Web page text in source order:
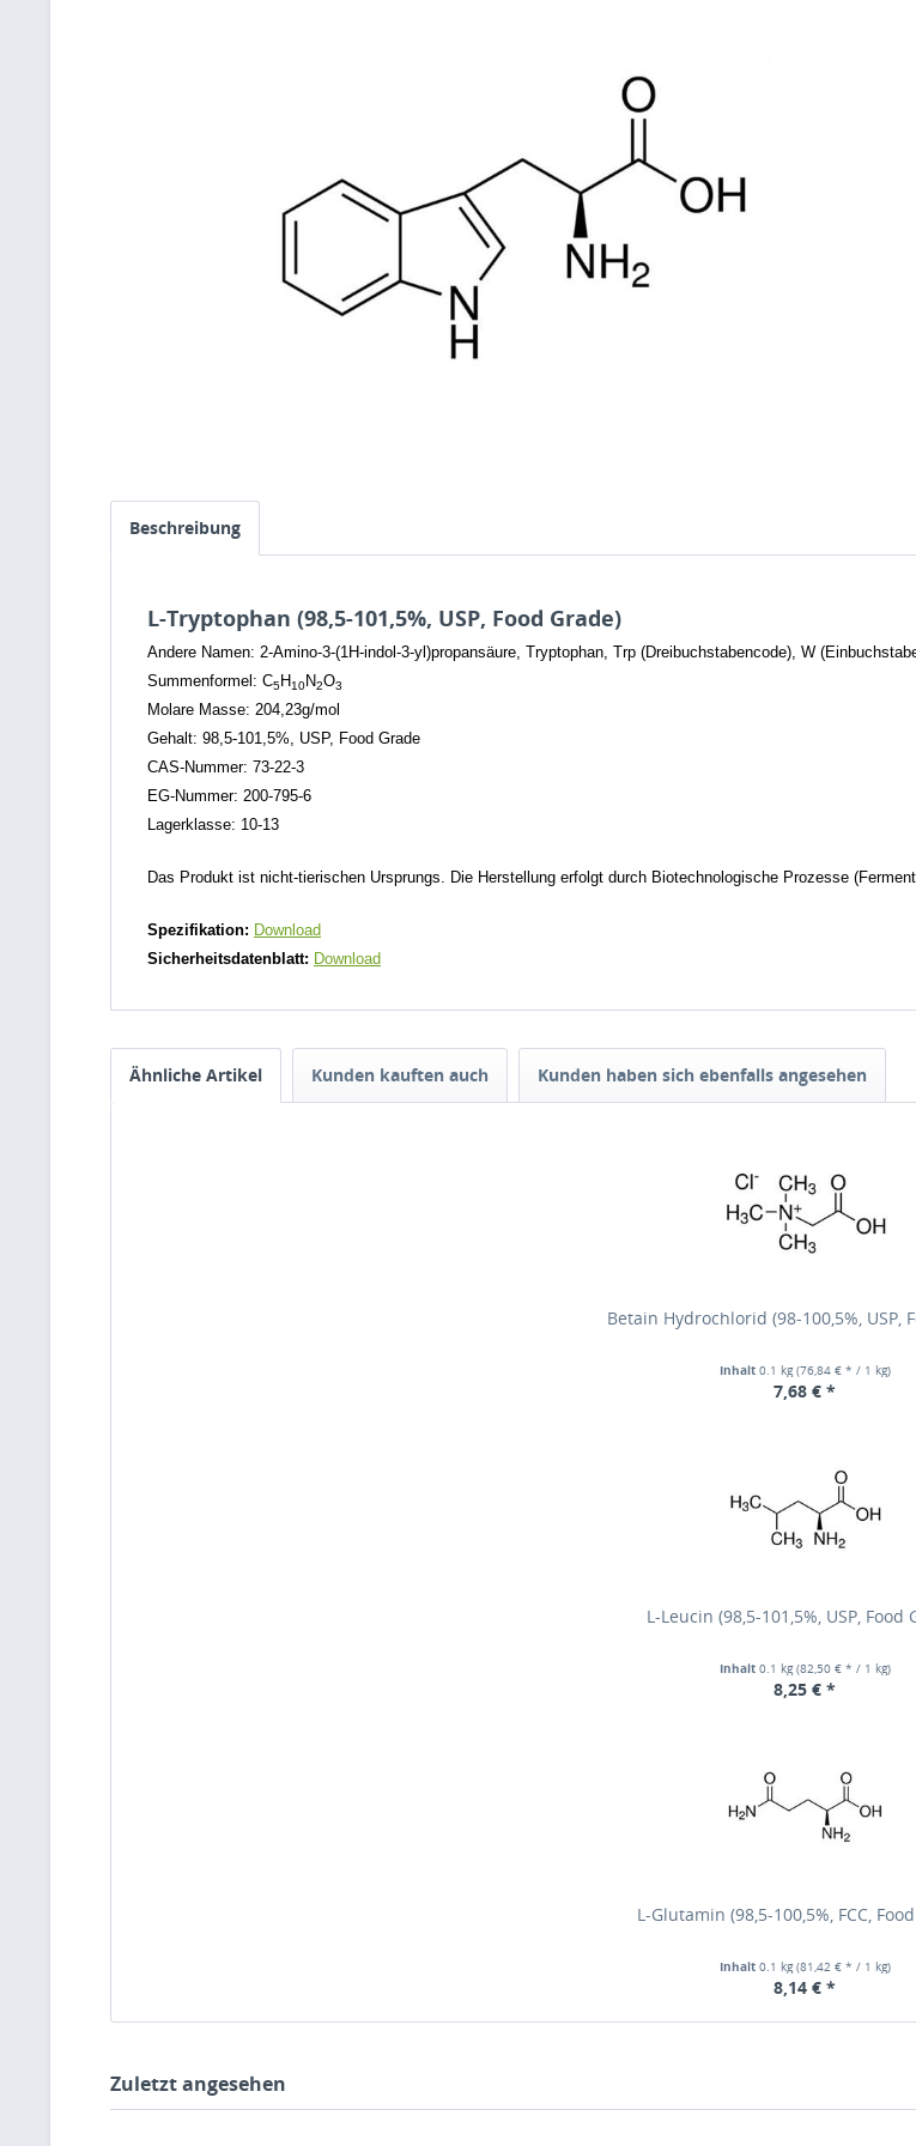
Beschreibung
L-Tryptophan (98,5-101,5%, USP, Food Grade)
Andere Namen: 2-Amino-3-(1H-indol-3-yl)propansäure, Tryptophan, Trp (Dreibuchstabencode), W
Summenformel: C5H10N2O3
Molare Masse: 204,23g/mol
Gehalt: 98,5-101,5%, USP, Food Grade
CAS-Nummer: 73-22-3
EG-Nummer: 200-795-6
Lagerklasse: 10-13
Das Produkt ist nicht-tierischen Ursprungs. Die Herstellung erfolgt durch Biotechnologische Prozesse
Spezifikation: Download
Sicherheitsdatenblatt: Download
Ähnliche Artikel Kunden kauften auch Kunden haben sich ebenfalls angesehen
Betain Hydrochlorid (98-100,5%, USP,
Inhalt 0.1 kg(76,84 € * / 1 kg)
7,68 € *
L-Leucin (98,5-101,5%, USP, Food
Inhalt 0.1 kg(82,50 € * / 1 kg)
8,25 € *
L-Glutamin (98,5-100,5%, FCC,
Inhalt 0.1 kg(81,42 € * / 1 kg)
8,14 € *
Zuletzt angesehen